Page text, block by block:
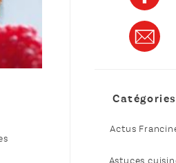
Catégories
Actus
Astuces